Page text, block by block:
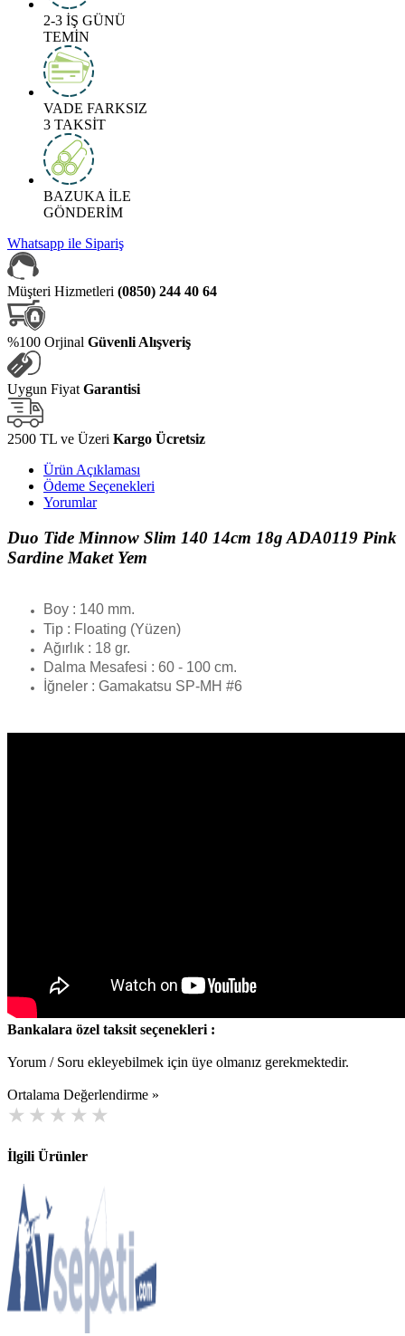
2-3 İŞ GÜNÜ
TEMİN
VADE FARKSIZ
3 TAKSİT
BAZUKA İLE
GÖNDERİM
Whatsapp ile Sipariş
Müşteri Hizmetleri (0850) 244 40 64
%100 Orjinal Güvenli Alışveriş
Uygun Fiyat Garantisi
2500 TL ve Üzeri Kargo Ücretsiz
Ürün Açıklaması
Ödeme Seçenekleri
Yorumlar
Duo Tide Minnow Slim 140 14cm 18g ADA0119 Pink
Sardine Maket Yem
Boy : 140 mm.
Tip : Floating (Yüzen)
Ağırlık : 18 gr.
Dalma Mesafesi : 60 - 100 cm.
İğneler : Gamakatsu SP-MH #6
Bankalara özel taksit seçenekleri :
Yorum / Soru ekleyebilmek için üye olmanız gerekmektedir.
Ortalama Değerlendirme »
İlgili Ürünler